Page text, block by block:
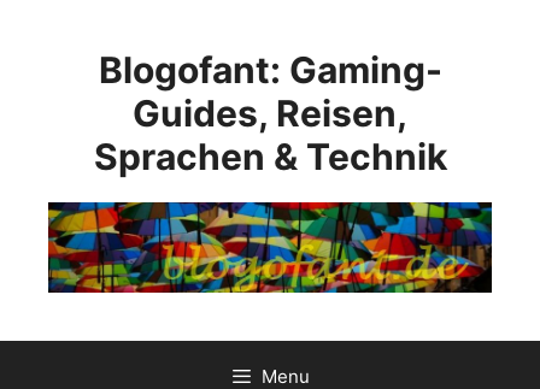
Blogofant: Gaming-
Guides, Reisen,
Sprachen & Technik
Menu